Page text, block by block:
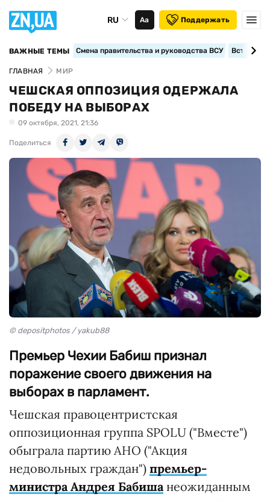
RU Аа Поддержать
ВАЖНЫЕ ТЕМЫ Смена правительства и руководства ВСУ
ГЛАВНАЯ МИР
ЧЕШСКАЯ ОППОЗИЦИЯ ОДЕРЖАЛА
ПОБЕДУ НА ВЫБОРАХ
09 октября, 2021, 21:36
Поделиться
© depositphotos / yakub88
Премьер Чехии Бабиш признал
поражение своего движения на
выборах в парламент.
Чешская правоцентристская
оппозиционная группа SPOLU ("Вместе")
обыграла партию АНО ("Акция
недовольных граждан") премьер-
министра Андрея Бабишанеожиданным